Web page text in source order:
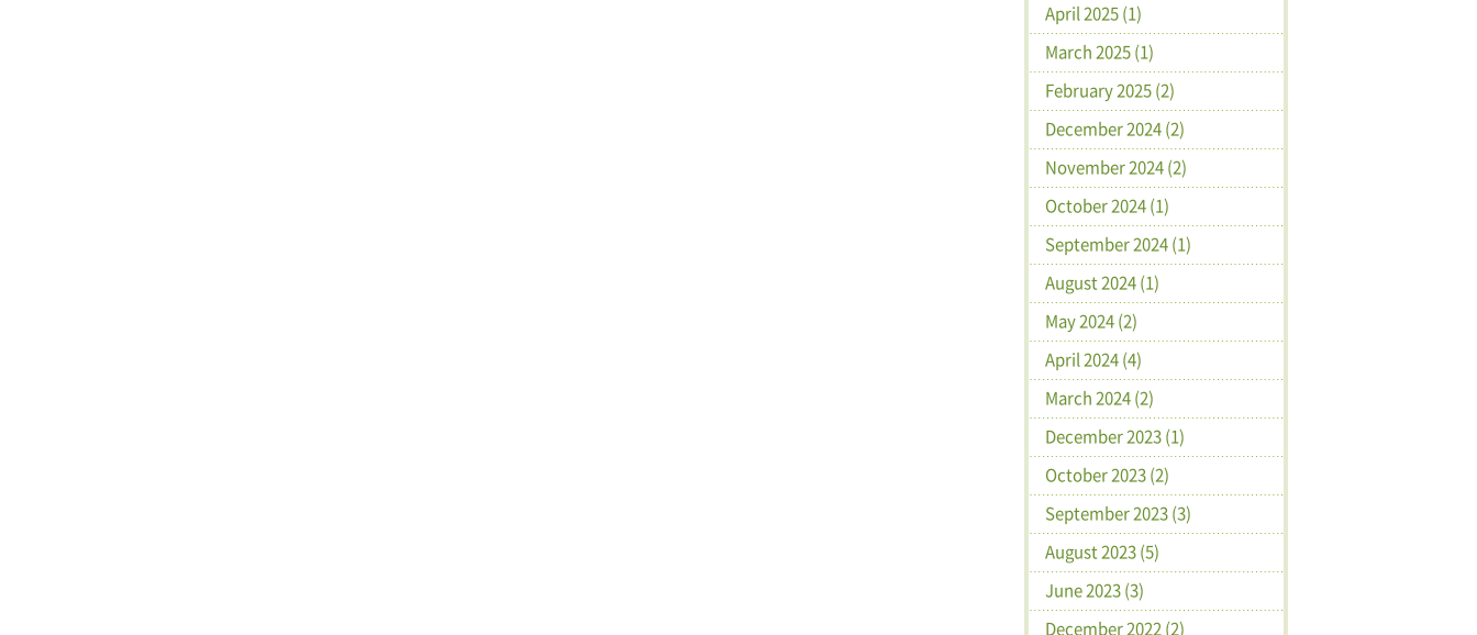
April 2025 (1)
March 2025 (1)
February 2025 (2)
December 2024 (2)
November 2024 (2)
October 2024 (1)
September 2024 (1)
August 2024 (1)
May 2024 (2)
April 2024 (4)
March 2024 (2)
December 2023 (1)
October 2023 (2)
September 2023 (3)
August 2023 (5)
June 2023 (3)
December 2022 (2)